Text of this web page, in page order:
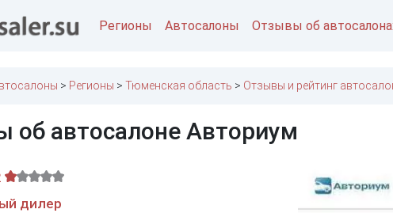
Регионы Автосалоны Отзывы об
Регионы Тюменская область Отзывы и рейтинг
об автосалоне Авториум
дилер